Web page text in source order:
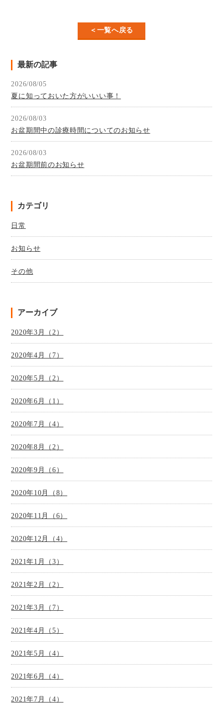
＜一覧へ戻る
最新の記事
2026/08/05
夏に知っておいた方がいいい事！
2026/08/03
お盆期間中の診療時間についてのお知らせ
2026/08/03
お盆期間前のお知らせ
カテゴリ
日常
お知らせ
その他
アーカイブ
2020年3月（2）
2020年4月（7）
2020年5月（2）
2020年6月（1）
2020年7月（4）
2020年8月（2）
2020年9月（6）
2020年10月（8）
2020年11月（6）
2020年12月（4）
2021年1月（3）
2021年2月（2）
2021年3月（7）
2021年4月（5）
2021年5月（4）
2021年6月（4）
2021年7月（4）